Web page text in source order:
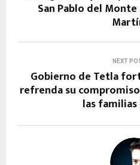
San Pablo del
NEXT
Gobierno de Tetla
refrenda su
las